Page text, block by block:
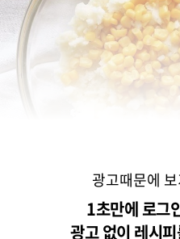
광고때문에
1초만에 로그
광고 없이 레시